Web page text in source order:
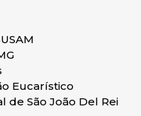
Eucarístico
de São João Del Rei